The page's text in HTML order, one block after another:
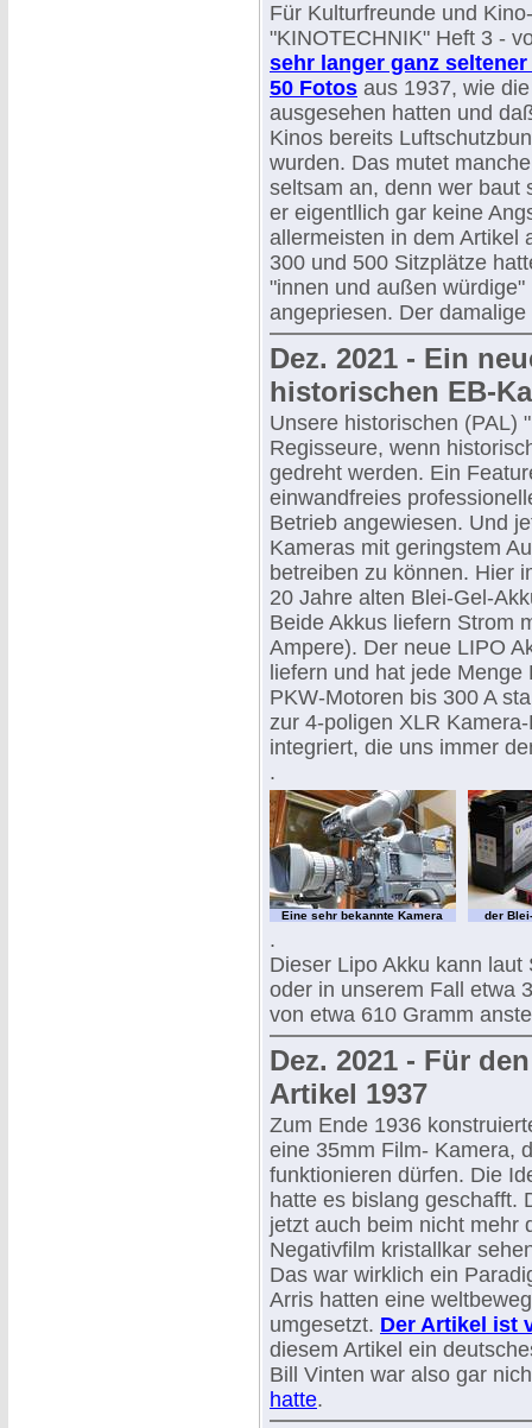
Für Kulturfreunde und
"KINOTECHNIK" Heft 3 -
sehr langer ganz
50 Fotos aus 1937, wie
ausgesehen hatten und
Kinos bereits
wurden. Das mutet
seltsam an, denn wer baut
er eigentllich gar keine
allermeisten in dem Artikel
300 und 500 Sitzplätze
"innen und außen
angepriesen. Der
Dez. 2021 - Ein
historischen EB-
Unsere historischen (PAL)
Regisseure, wenn
gedreht werden. Ein
einwandfreies
Betrieb angewiesen. Und
Kameras mit geringstem
betreiben zu können. Hier
20 Jahre alten Blei-Gel-
Beide Akkus liefern Strom
Ampere). Der neue LIPO
liefern und hat jede
PKW-Motoren bis 300 A
zur 4-poligen XLR
integriert, die uns immer
.
Eine sehr bekannte Kamera der
.
Dieser Lipo Akku kann
oder in unserem Fall etwa
von etwa 610 Gramm
Dez. 2021 - Für
Artikel 1937
Zum Ende 1936
eine 35mm Film- Kamera,
funktionieren dürfen. Die
hatte es bislang geschafft.
jetzt auch beim nicht mehr
Negativfilm kristallkar
Das war wirklich ein
Arris hatten eine
umgesetzt. Der Artikel ist
diesem Artikel ein
Bill Vinten war also gar
hatte.